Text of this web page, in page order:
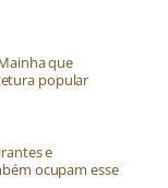
que
popular
e
ocupam esse